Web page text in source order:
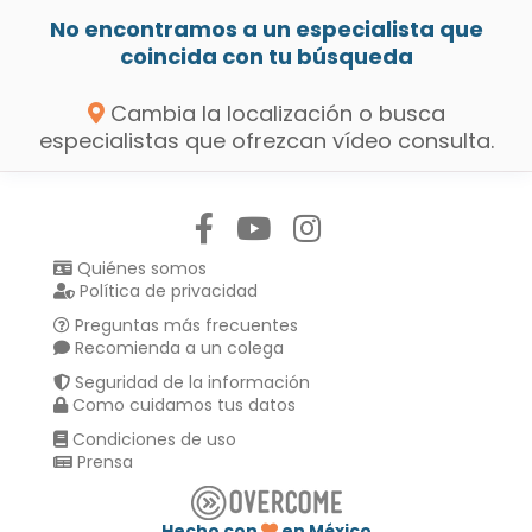
No encontramos a un especialista que
coincida con tu búsqueda
Cambia la localización o busca
especialistas que ofrezcan vídeo consulta.
Quiénes somos
Política de privacidad
Preguntas más frecuentes
Recomienda a un colega
Seguridad de la información
Como cuidamos tus datos
Condiciones de uso
Prensa